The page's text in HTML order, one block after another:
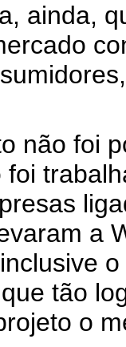
ainda,
não foi
a
tão
o